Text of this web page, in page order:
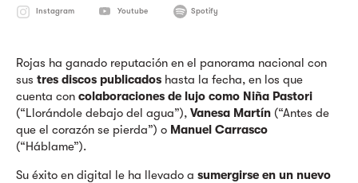
Instagram Youtube Spotify
Rojas ha ganado reputación en el panorama nacional con
sus tres discos publicados hasta la fecha, en los que
cuenta con colaboraciones de lujo como Niña Pastori
(“Llorándole debajo del agua”), Vanesa Martín (“Antes de
que el corazón se pierda”) o Manuel Carrasco
(“Háblame”).
Su éxito en digital le ha llevado a sumergirse en un nuevo